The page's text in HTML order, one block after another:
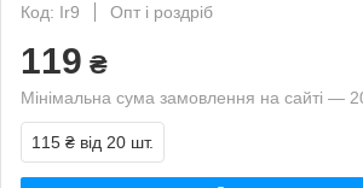
Код: Ir9
Опт і роздріб
119 ₴
Мінімальна сума замовлення на сайті —
115 ₴ від 20 шт.